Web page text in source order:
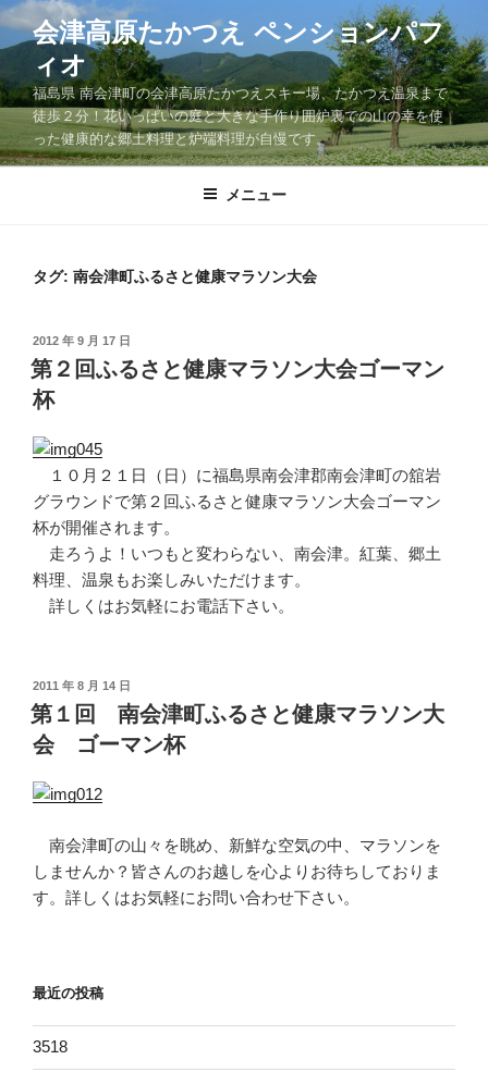
コ
ン
ツ
へ
ス
会津高原たかつえ ペンションパフ
ィオ
福島県 南会津町の会津高原たかつえスキー場、たかつえ温泉まで
徒歩２分！花いっぱいの庭と大きな手作り囲炉裏での山の幸を使
った健康的な郷土料理と炉端料理が自慢です。
メニュー
タグ: 南会津町ふるさと健康マラソン大会
投
稿
日:
2012 年 9 月 17 日
第２回ふるさと健康マラソン大会ゴーマン
杯
１０月２１日（日）に福島県南会津郡南会津町の舘岩
グラウンドで第２回ふるさと健康マラソン大会ゴーマン
杯が開催されます。
走ろうよ！いつもと変わらない、南会津。紅葉、郷土
料理、温泉もお楽しみいただけます。
詳しくはお気軽にお電話下さい。
投
稿
日:
2011 年 8 月 14 日
第１回 南会津町ふるさと健康マラソン大
会 ゴーマン杯
南会津町の山々を眺め、新鮮な空気の中、マラソンを
しませんか？皆さんのお越しを心よりお待ちしておりま
す。詳しくはお気軽にお問い合わせ下さい。
最近の投稿
3518